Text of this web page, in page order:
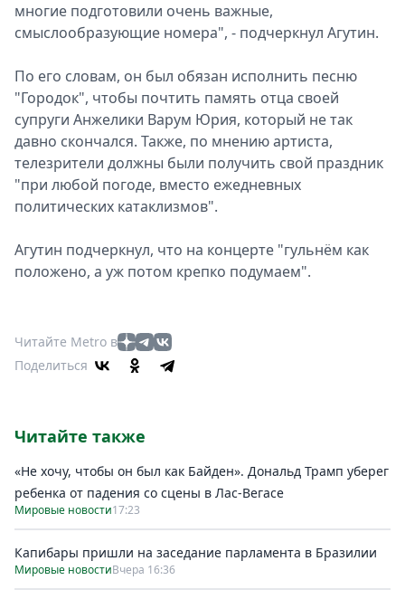
многие подготовили очень важные,
смыслообразующие номера", - подчеркнул Агутин.
По его словам, он был обязан исполнить песню
"Городок", чтобы почтить память отца своей
супруги Анжелики Варум Юрия, который не так
давно скончался. Также, по мнению артиста,
телезрители должны были получить свой праздник
"при любой погоде, вместо ежедневных
политических катаклизмов".
Агутин подчеркнул, что на концерте "гульнём как
положено, а уж потом крепко подумаем".
Читайте Metro в
Поделиться
Читайте также
«Не хочу, чтобы он был как Байден». Дональд Трамп уберег
ребенка от падения со сцены в Лас-Вегасе
Мировые новости17:23
Капибары пришли на заседание парламента в Бразилии
Мировые новостиВчера 16:36